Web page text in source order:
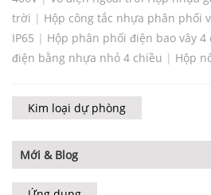
trời | Hộp công tắc nhựa phân phối
IP65 | Hộp phân phối điện bao vây 4
điện bằng nhựa nhỏ 4 chiều | Hộp
Kim loại dự phòng
Mới & Blog